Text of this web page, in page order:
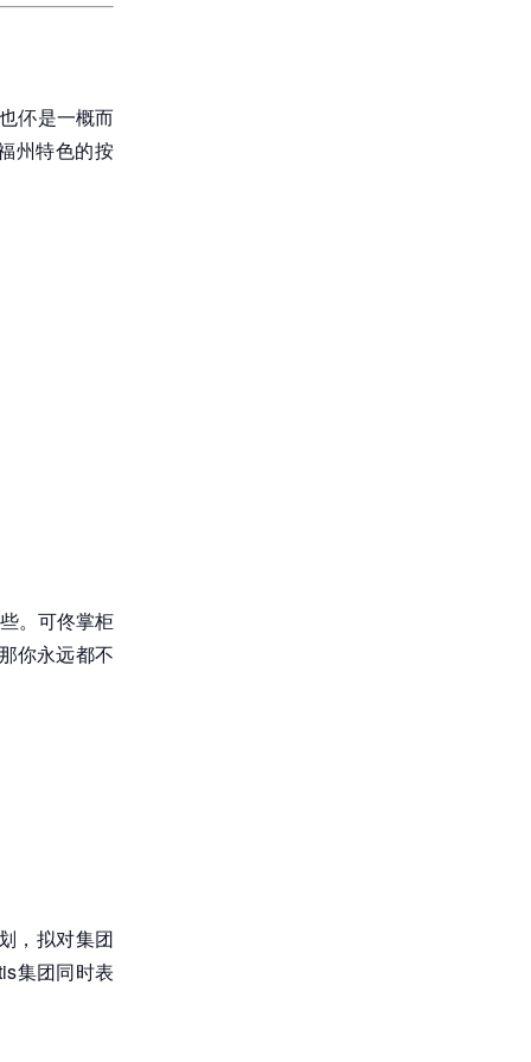
伓是一概而
州特色的按
。可佟掌柜
你永远都不
，拟对集团
集团同时表